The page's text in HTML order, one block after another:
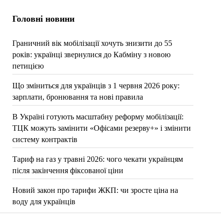
Головні новини
Граничний вік мобілізації хочуть знизити до 55
років: українці звернулися до Кабміну з новою
петицією
Що зміниться для українців з 1 червня 2026 року:
зарплати, бронювання та нові правила
В Україні готують масштабну реформу мобілізації:
ТЦК можуть замінити «Офісами резерву+» і змінити
систему контрактів
Тариф на газ у травні 2026: чого чекати українцям
після закінчення фіксованої ціни
Новий закон про тарифи ЖКП: чи зросте ціна на
воду для українців